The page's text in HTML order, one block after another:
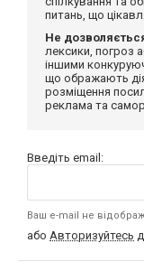
питань, що
Не
лексики, погроз
іншими
що ображають
розміщення
реклама та
Введіть email:
Ваш e-mail не
або Авторизуйтесь